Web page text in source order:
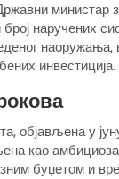
министар
наручених
наоружања,
инвестиција.
објављена у
као
буџетом и